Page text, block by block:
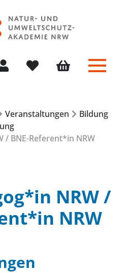
Menü
Veranstaltungen
Bildung
/ BNE-Referent*in NRW
NRW /
NRW